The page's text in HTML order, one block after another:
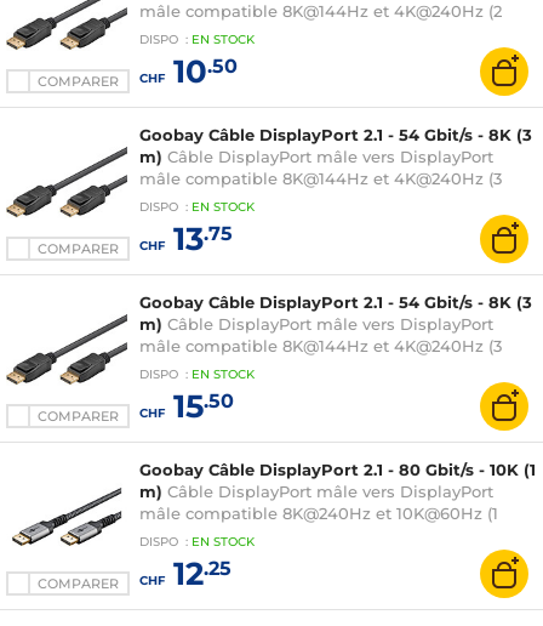
COMPARER
mâle compatible 8K@144Hz et 4K@240Hz (2
mètres)
DISPO : EN STOCK
CHF10.50
COMPARER
Goobay Câble DisplayPort 2.1 - 54 Gbit/s - 8K (3
m) Câble DisplayPort mâle vers DisplayPort
mâle compatible 8K@144Hz et 4K@240Hz (3
mètres)
DISPO : EN STOCK
CHF13.75
COMPARER
Goobay Câble DisplayPort 2.1 - 54 Gbit/s - 8K (3
m) Câble DisplayPort mâle vers DisplayPort
mâle compatible 8K@144Hz et 4K@240Hz (3
mètres)
DISPO : EN STOCK
CHF15.50
COMPARER
Goobay Câble DisplayPort 2.1 - 80 Gbit/s - 10K (1
m) Câble DisplayPort mâle vers DisplayPort
mâle compatible 8K@240Hz et 10K@60Hz (1
mètre)
DISPO : EN STOCK
CHF12.25